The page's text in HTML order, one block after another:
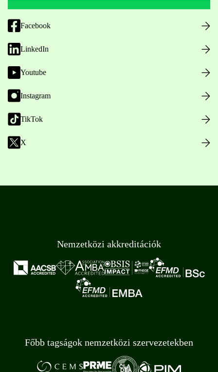
Facebook
LinkedIn
Youtube
Instagram
TikTok
X
Nemzetközi akkreditációk
Főbb tagságok nemzetközi szervezetekben